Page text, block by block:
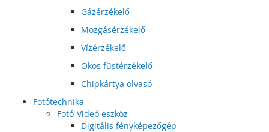
Gázérzékelő
Mozgásérzékelő
Vízérzékelő
Okos füstérzékelő
Chipkártya olvasó
Fotótechnika
Fotó-Videó eszköz
Digitális fényképezőgép